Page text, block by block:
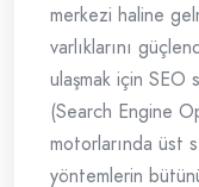
merkezi haline
varlıklarını
ulaşmak için SEO
(Search Engine
motorlarında üst
yöntemlerin